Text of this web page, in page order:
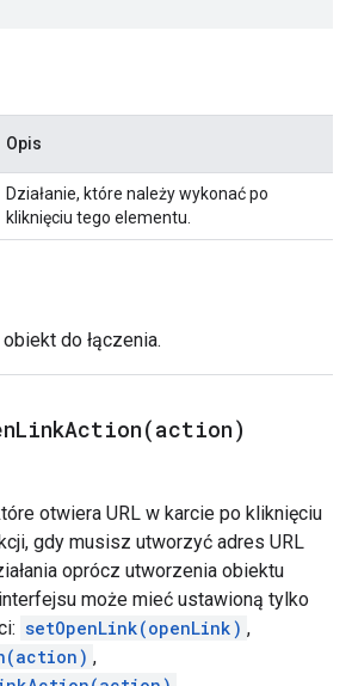
Opis
Działanie, które należy wykonać po
kliknięciu tego elementu.
do łączenia.
action)
otwiera URL w karcie po kliknięciu
gdy musisz utworzyć adres URL
oprócz utworzenia obiektu
może mieć ustawioną tylko
setOpenLink(openLink) ,
,